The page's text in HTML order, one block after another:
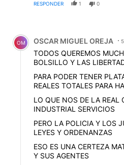
RESPONDER 1 0
Comentario de OSCAR
OM OSCAR MIGUEL OREJA
TODOS QUEREMOS
BOLSILLO Y LAS
PARA PODER TENER
REALES TOTALES PARA
LO QUE NOS DE LA REAL
INDUSTRIAL SERVICIOS
PERO LA POLICIA Y LOS
LEYES Y ORDENANZAS
ESO ES UNA CERTEZA
Y SUS AGENTES